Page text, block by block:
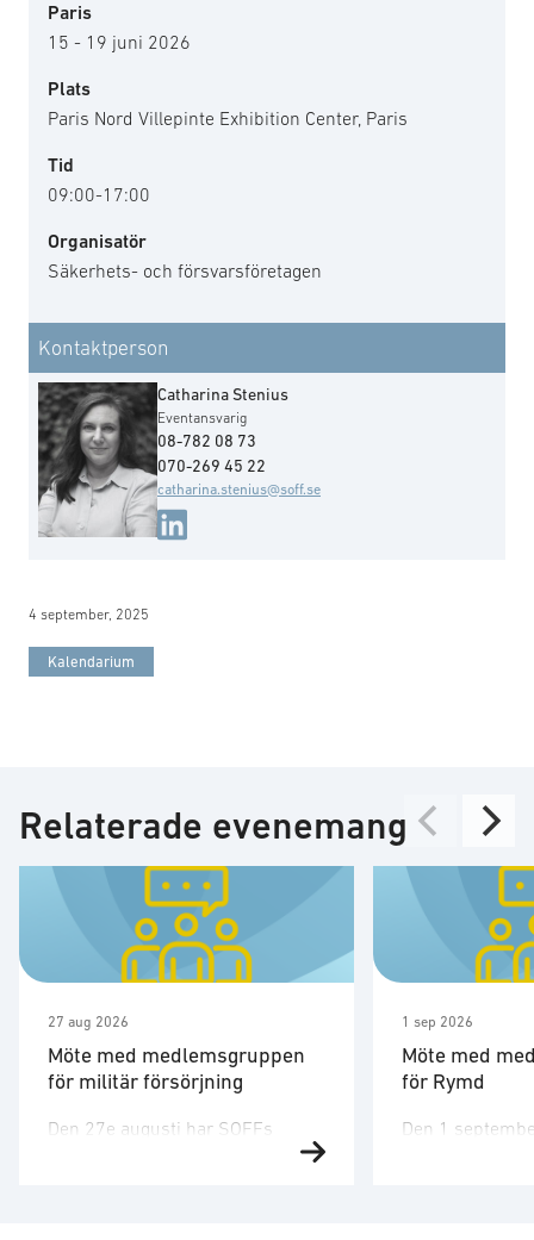
Paris
15 - 19 juni 2026
Plats
Paris Nord Villepinte Exhibition Center, Paris
Tid
09:00-17:00
Organisatör
Säkerhets- och försvarsföretagen
Kontaktperson
Catharina Stenius
Eventansvarig
08-782 08 73
070-269 45 22
catharina.stenius@soff.se
4 september, 2025
Kalendarium
Relaterade evenemang
27 aug 2026
Möte med medlemsgruppen
för militär försörjning
Den 27e augusti har SOFFs
1 sep 2026
Möte med
för Rymd
Den 1